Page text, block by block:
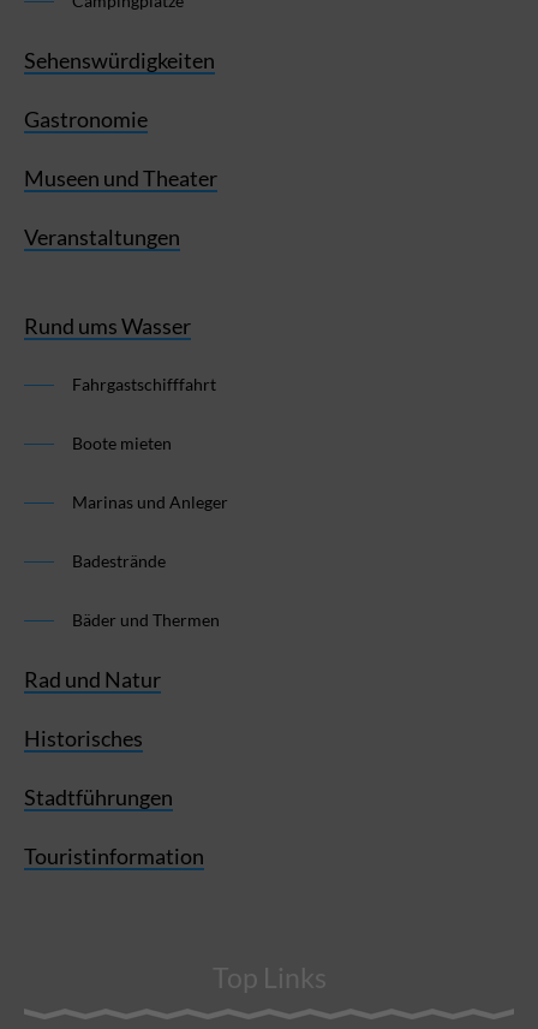
Sehenswürdigkeiten
Gastronomie
Museen und Theater
Veranstaltungen
Rund ums Wasser
Fahrgastschifffahrt
Boote mieten
Marinas und Anleger
Badestrände
Bäder und Thermen
Rad und Natur
Historisches
Stadtführungen
Touristinformation
Top Links